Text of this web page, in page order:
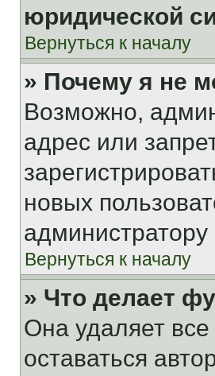
юридической
Вернуться к началу
» Почему я не
Возможно,
адрес или
новых
Вернуться к началу
» Что делает
Она удаляет
оставаться